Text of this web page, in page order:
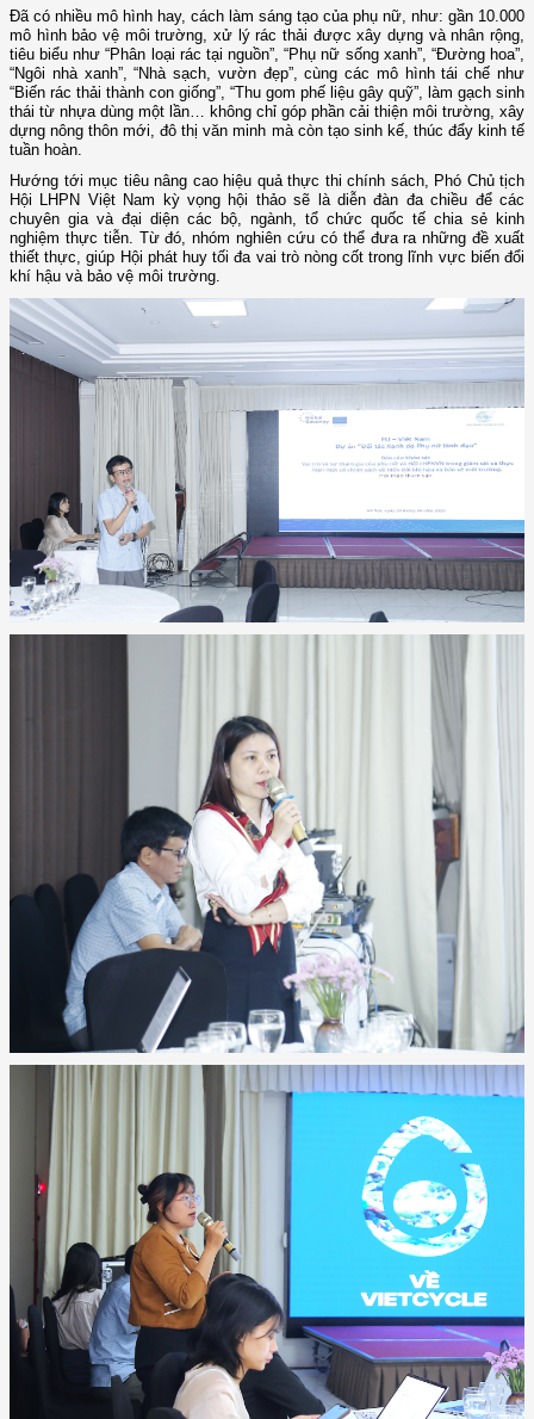
Đã có nhiều mô hình hay, cách làm sáng tạo của phụ nữ, như: gần 10.000
mô hình bảo vệ môi trường, xử lý rác thải được xây dựng và nhân rộng,
tiêu biểu như “Phân loại rác tại nguồn”, “Phụ nữ sống xanh”, “Đường hoa”,
“Ngôi nhà xanh”, “Nhà sạch, vườn đẹp”, cùng các mô hình tái chế như
“Biến rác thải thành con giống”, “Thu gom phế liệu gây quỹ”, làm gạch sinh
thái từ nhựa dùng một lần… không chỉ góp phần cải thiện môi trường, xây
dựng nông thôn mới, đô thị văn minh mà còn tạo sinh kế, thúc đẩy kinh tế
tuần hoàn.
Hướng tới mục tiêu nâng cao hiệu quả thực thi chính sách, Phó Chủ tịch
Hội LHPN Việt Nam kỳ vọng hội thảo sẽ là diễn đàn đa chiều để các
chuyên gia và đại diện các bộ, ngành, tổ chức quốc tế chia sẻ kinh
nghiệm thực tiễn. Từ đó, nhóm nghiên cứu có thể đưa ra những đề xuất
thiết thực, giúp Hội phát huy tối đa vai trò nòng cốt trong lĩnh vực biến đổi
khí hậu và bảo vệ môi trường.